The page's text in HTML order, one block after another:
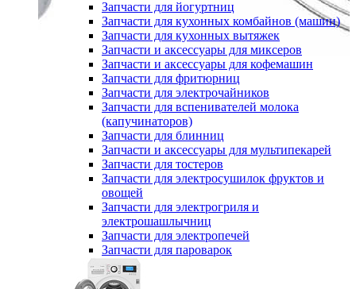
Запчасти для йогуртниц
Запчасти для кухонных комбайнов (машин)
Запчасти для кухонных вытяжек
Запчасти и аксессуары для миксеров
Запчасти и аксессуары для кофемашин
Запчасти для фритюрниц
Запчасти для электрочайников
Запчасти для вспенивателей молока
(капучинаторов)
Запчасти для блинниц
Запчасти и аксессуары для мультипекарей
Запчасти для тостеров
Запчасти для электросушилок фруктов и
овощей
Запчасти для электрогриля и
электрошашлычниц
Запчасти для электропечей
Запчасти для пароварок